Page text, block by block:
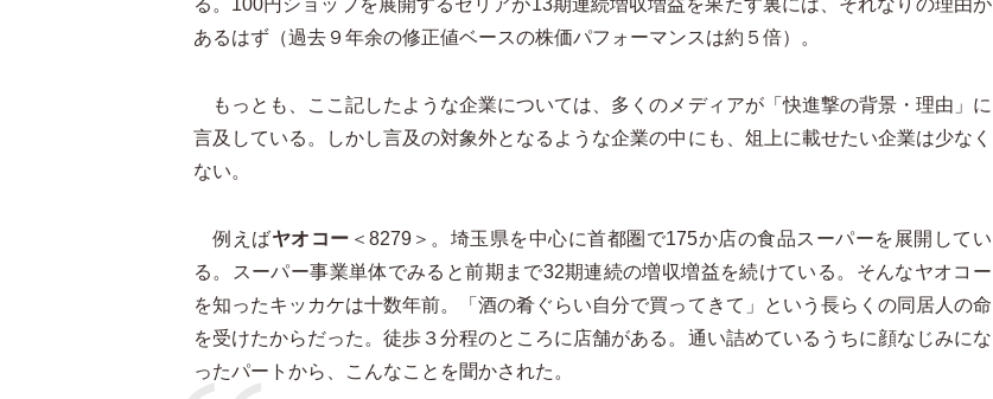
る。100円ショップを展開するセリアが13期連続増収増益を果たす裏には、それなりの理由が
あるはず（過去９年余の修正値ベースの株価パフォーマンスは約５倍）。
もっとも、ここ記したような企業については、多くのメディアが「快進撃の背景・理由」に
言及している。しかし言及の対象外となるような企業の中にも、俎上に載せたい企業は少なく
ない。
例えばヤオコー ＜8279＞。埼玉県を中心に首都圏で175か店の食品スーパーを展開してい
る。スーパー事業単体でみると前期まで32期連続の増収増益を続けている。そんなヤオコー
を知ったキッカケは十数年前。「酒の肴ぐらい自分で買ってきて」という長らくの同居人の命
を受けたからだった。徒歩３分程のところに店舗がある。通い詰めているうちに顔なじみにな
ったパートから、こんなことを聞かされた。